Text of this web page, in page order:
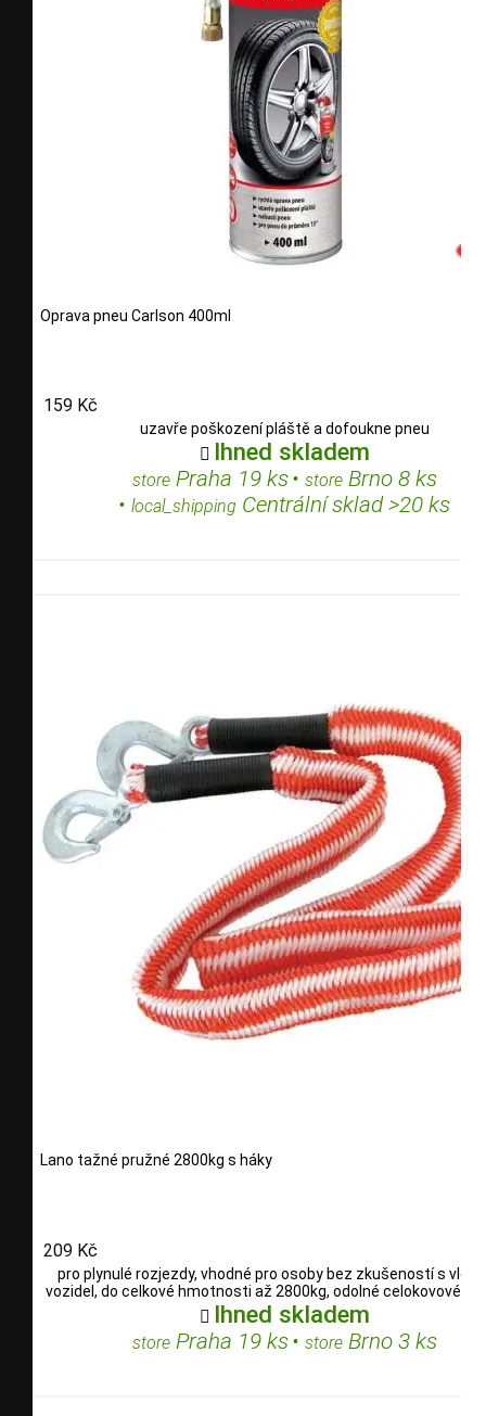
Oprava pneu Carlson 400ml
159 Kč
uzavře poškození pláště a dofoukne pneu
 Ihned skladem
storePraha 19 ks• storeBrno 8 ks
• local_shipping Centrální sklad >20 ks
Lano tažné pružné 2800kg s háky
209 Kč
pro plynulé rozjezdy, vhodné pro osoby bez zkušeností s
vozidel, do celkové hmotnosti až 2800kg, odolné celokovové
 Ihned skladem
storePraha 19 ks• storeBrno 3 ks